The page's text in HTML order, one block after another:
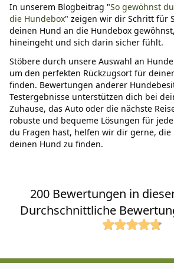
In unserem Blogbeitrag "So gewöhnst
die Hundebox" zeigen wir dir Schritt für
deinen Hund an die Hundebox
hineingeht und sich darin sicher fühlt.
Stöbere durch unsere Auswahl an
um den perfekten Rückzugsort für
finden. Bewertungen anderer
Testergebnisse unterstützen dich bei
Zuhause, das Auto oder die nächste
robuste und bequeme Lösungen für
du Fragen hast, helfen wir dir gerne, die
deinen Hund zu finden.
200 Bewertungen in
Durchschnittliche